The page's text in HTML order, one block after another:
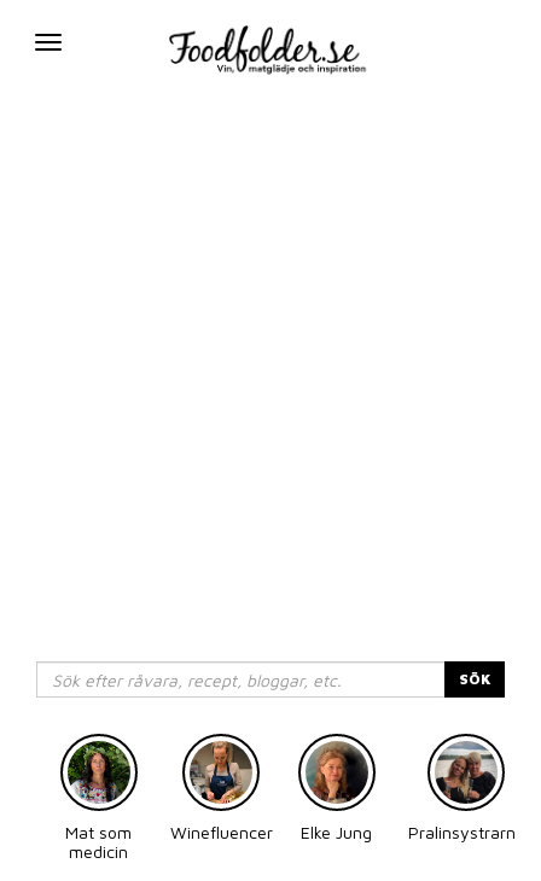
Växla
SÖK
Mat som
medicin
Winefluencer Elke Jung
Pralinsystrarna